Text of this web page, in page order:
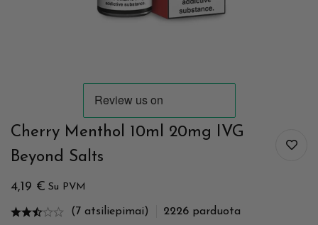
Cherry Menthol 10ml 20mg IVG
Beyond Salts
4,19 € Su PVM
(7 atsiliepimai) 2226 parduota